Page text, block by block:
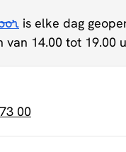
is elke dag
van 14.00 tot 19.00
00